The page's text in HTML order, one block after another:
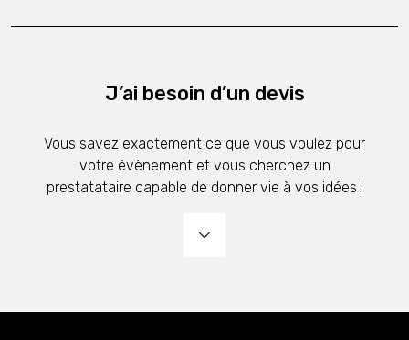
J’ai besoin d’un devis
Vous savez exactement ce que vous voulez pour
votre évènement et vous cherchez un
prestatataire capable de donner vie à vos idées !